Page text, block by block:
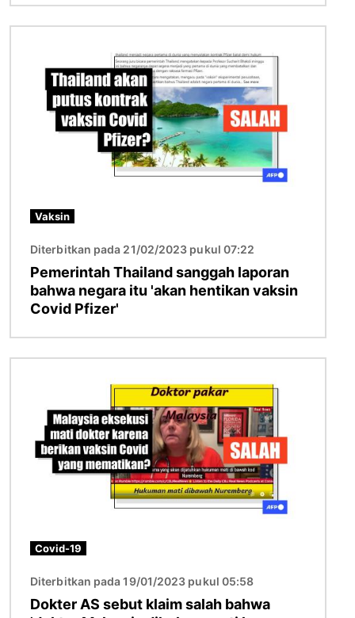
Vaksin
Diterbitkan pada 21/02/2023 pukul 07:22
Pemerintah Thailand sanggah laporan
bahwa negara itu 'akan hentikan vaksin
Covid Pfizer'
Covid-19
Diterbitkan pada 19/01/2023 pukul 05:58
Dokter AS sebut klaim salah bahwa